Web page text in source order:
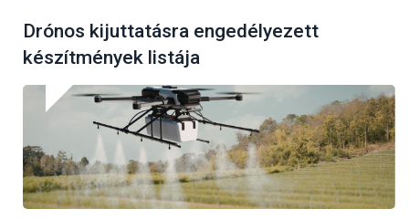
Drónos kijuttatásra engedélyezett
készítmények listája